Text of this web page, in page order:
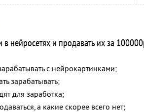
нейросетях и продавать их за
с нейрокартинками;
зарабатывать;
для заработка;
а какие скорее всего нет;